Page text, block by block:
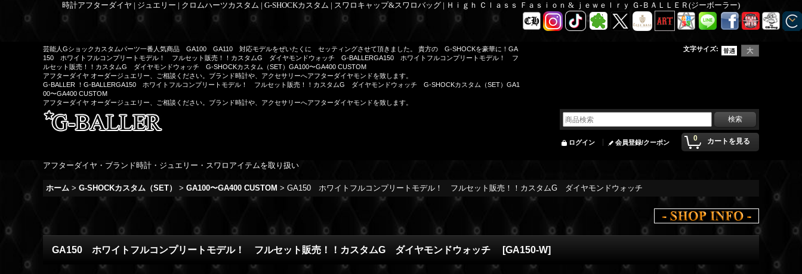
時計アフターダイヤ | ジュエリー | クロムハーツカスタム | G-SHOCKカスタム | スワロキャップ&スワロバッグ | Ｈｉｇｈ Ｃｌａｓｓ Ｆａｓｉｏｎ & ｊｅｗｅｌｒｙ Ｇ-ＢＡＬＬＥＲ(ジーボーラー)
芸能人Gショックカスタムパーツ一番人気商品 GA100 GA110 対応モデルをぜいたくに セッティングさせて頂きました。 貴方の G-SHOCKを豪華に！GA
150 ホワイトフルコンプリートモデル！ フルセット販売！！カスタムG ダイヤモンドウォッチ G-BALLERGA150 ホワイトフルコンプリートモデル！ フ
ルセット販売！！カスタムG ダイヤモンドウォッチ G-SHOCKカスタム（SET）GA100〜GA400 CUSTOM
アフターダイヤ オーダージュエリー、ご相談ください。ブランド時計や、アクセサリーへアフターダイヤモンドを致します。
G-BALLER ！G-BALLERGA150 ホワイトフルコンプリートモデル！ フルセット販売！！カスタムG ダイヤモンドウォッチ G-SHOCKカスタム（SET）GA1
00〜GA400 CUSTOM
アフターダイヤ オーダージュエリー、ご相談ください。ブランド時計や、アクセサリーへアフターダイヤモンドを致します。
文字サイズ:
0 カートを見る
ログイン 会員登録/クーポン
アフターダイヤ・ブランド時計・ジュエリー・スワロアイテムを取り扱い
ホーム > G-SHOCKカスタム（SET） > GA100〜GA400 CUSTOM > GA150 ホワイトフルコンプリートモデル！ フルセット販売！！カスタムG ダイヤモンドウォッチ
GA150 ホワイトフルコンプリートモデル！ フルセット販売！！カスタムG ダイヤモンドウォッチ [GA150-W]